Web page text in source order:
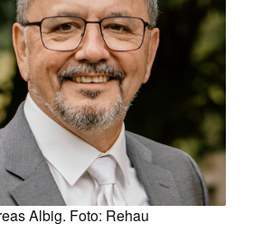
Albig. Foto: Rehau